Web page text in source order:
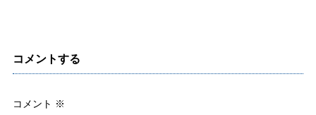
コメントする
コメント ※